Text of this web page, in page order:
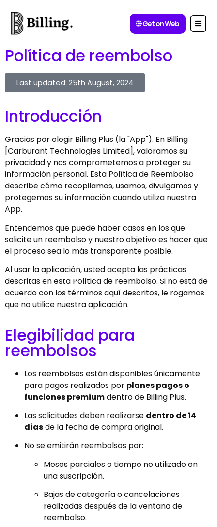
Get on Web
Política de reembolso
Last updated: 25th August, 2024
Introducción
Gracias por elegir Billing Plus (la "App"). En Billing
[Carburant Technologies Limited], valoramos su
privacidad y nos comprometemos a proteger su
información personal. Esta Política de Reembolso
describe cómo recopilamos, usamos, divulgamos y
protegemos su información cuando utiliza nuestra
App.
Entendemos que puede haber casos en los que
solicite un reembolso y nuestro objetivo es hacer que
el proceso sea lo más transparente posible.
Al usar la aplicación, usted acepta las prácticas
descritas en esta Política de reembolso. Si no está de
acuerdo con los términos aquí descritos, le rogamos
que no utilice nuestra aplicación.
Elegibilidad para
reembolsos
Los reembolsos están disponibles únicamente
para pagos realizados por planes pagos o
funciones premiumdentro de Billing Plus.
Las solicitudes deben realizarse dentro de 14
díasde la fecha de compra original.
No se emitirán reembolsos por:
Meses parciales o tiempo no utilizado en
una suscripción.
Bajas de categoría o cancelaciones
realizadas después de la ventana de
reembolso.